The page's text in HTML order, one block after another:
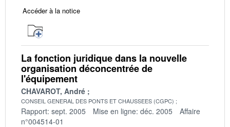
Accéder à la notice
La fonction juridique dans la nouvelle
organisation déconcentrée de
l'équipement
CHAVAROT, André
CONSEIL GENERAL DES PONTS ET CHAUSSEES (CGPC)
Rapport: sept. 2005 Mise en ligne: déc. 2005
Affaire
n°004514-01